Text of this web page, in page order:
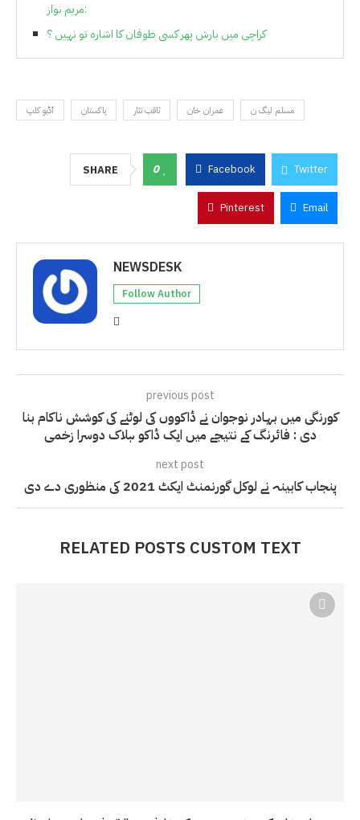
:مریم نواز
کراچی میں بارش پھر کسی طوفان کا اشارہ تو نہیں ؟
آڈیو کلپ پاکستان ثاقب نثار عمران خان مسلم لیگ ن
SHARE 0 Facebook Twitter
Pinterest Email
NEWSDESK
Follow Author
previous post
کورنگی میں بہادر نوجوان نے ڈاکووں کی لوٹنے کی کوشش ناکام بنا
دی : فائرنگ کے نتیجے میں ایک ڈاکو ہلاک دوسرا زخمی
next post
پنجاب کابینہ نے لوکل گورنمنٹ ایکٹ 2021 کی منظوری دے دی
RELATED POSTS CUSTOM TEXT